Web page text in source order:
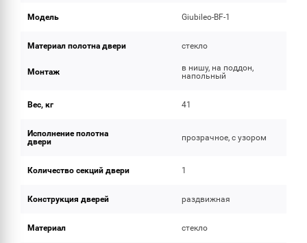
Модель Giubileo-BF-1
Материал полотна двери стекло
Монтаж
в нишу, на поддон,
напольный
Вес, кг 41
Исполнение полотна
двери
прозрачное, с узором
Количество секций двери 1
Конструкция дверей раздвижная
Материал стекло